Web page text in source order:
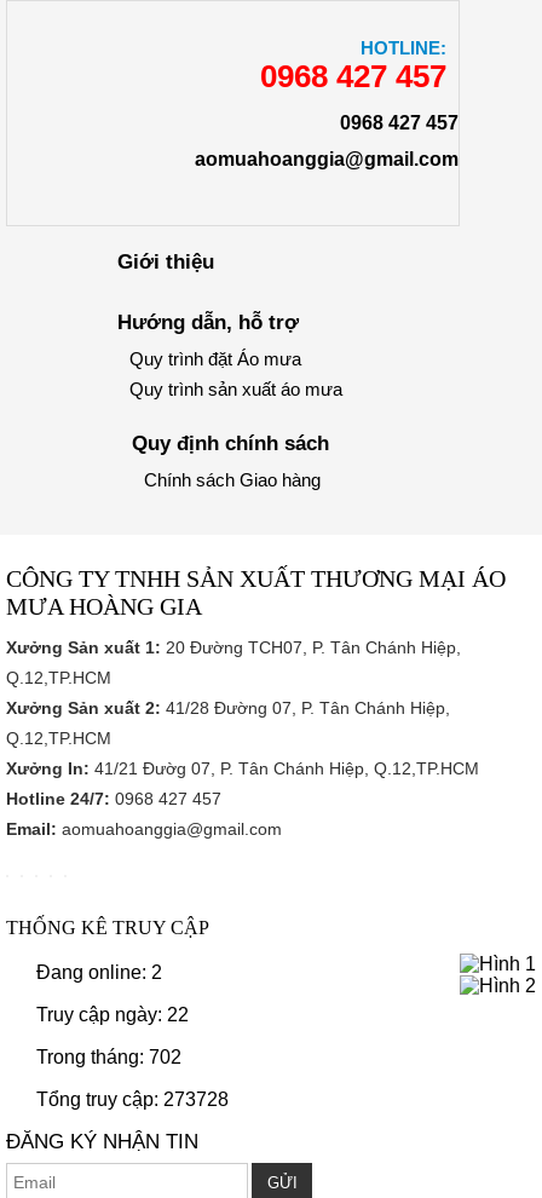
HOTLINE:
0968 427 457
0968 427 457
aomuahoanggia@gmail.com
Giới thiệu
Hướng dẫn, hỗ trợ
Quy trình đặt Áo mưa
Quy trình sản xuất áo mưa
Quy định chính sách
Chính sách Giao hàng
CÔNG TY TNHH SẢN XUẤT THƯƠNG MẠI ÁO
MƯA HOÀNG GIA
Xưởng Sản xuất 1: 20 Đường TCH07, P. Tân Chánh Hiệp,
Q.12,TP.HCM
Xưởng Sản xuất 2: 41/28 Đường 07, P. Tân Chánh Hiệp,
Q.12,TP.HCM
Xưởng In: 41/21 Đườg 07, P. Tân Chánh Hiệp, Q.12,TP.HCM
Hotline 24/7: 0968 427 457
Email: aomuahoanggia@gmail.com
THỐNG KÊ TRUY CẬP
Đang online: 2
Truy cập ngày: 22
Trong tháng: 702
Tổng truy cập: 273728
ĐĂNG KÝ NHẬN TIN